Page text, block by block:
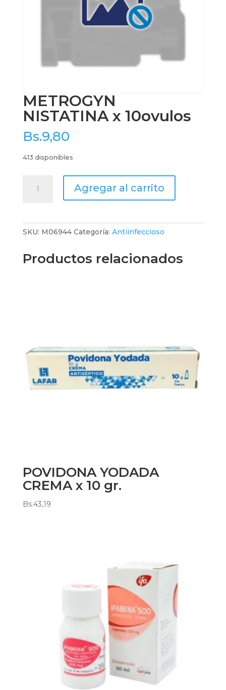
METROGYN
NISTATINA x 10ovulos
Bs.9,80
413 disponibles
NISTATINA
Agregar al carrito
SKU: M06944 Categoría: Antiinfeccioso
Productos relacionados
POVIDONA YODADA
CREMA x 10 gr.
Bs.43,19